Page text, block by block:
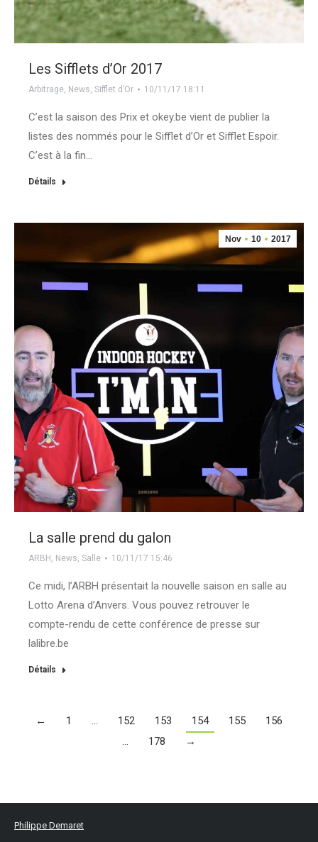
Les Sifflets d’Or 2017
Arbitrage, News, Sifflet d’Or 10/11/17 18:11
C’est la saison des Prix et okey.be vient de publier la
listes des nommés pour le Sifflet d’Or et Sifflet Espoir.
C’est à la fin…
Détails
Nov 10 2017
La salle prend du galon
ARBH , News, Salle 10/11/17 15:46
Ce midi, l’ARBH présentait la nouvelle saison en salle au
Lotto Arena d’Anvers. Vous pouvez retrouver le
compte-rendu de cette conférence de presse sur
lalibre.be
Détails
← 1 … 152 153 154 155
156
…
178 →
Philippe Demaret